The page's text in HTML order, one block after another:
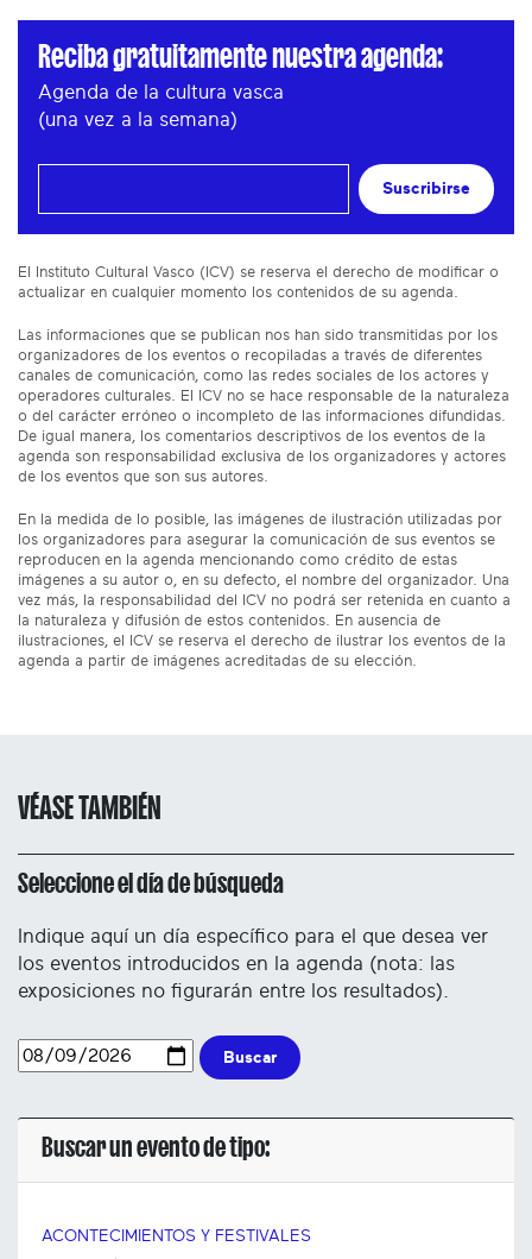
Reciba gratuitamente nuestra agenda:
Agenda de la cultura vasca
(una vez a la semana)
Suscribirse
El Instituto Cultural Vasco (ICV) se reserva el derecho de modificar o
actualizar en cualquier momento los contenidos de su agenda.
Las informaciones que se publican nos han sido transmitidas por los
organizadores de los eventos o recopiladas a través de diferentes
canales de comunicación, como las redes sociales de los actores y
operadores culturales. El ICV no se hace responsable de la naturaleza
o del carácter erróneo o incompleto de las informaciones difundidas.
De igual manera, los comentarios descriptivos de los eventos de la
agenda son responsabilidad exclusiva de los organizadores y actores
de los eventos que son sus autores.
En la medida de lo posible, las imágenes de ilustración utilizadas por
los organizadores para asegurar la comunicación de sus eventos se
reproducen en la agenda mencionando como crédito de estas
imágenes a su autor o, en su defecto, el nombre del organizador. Una
vez más, la responsabilidad del ICV no podrá ser retenida en cuanto a
la naturaleza y difusión de estos contenidos. En ausencia de
ilustraciones, el ICV se reserva el derecho de ilustrar los eventos de la
agenda a partir de imágenes acreditadas de su elección.
VÉASE TAMBIÉN
Seleccione el día de búsqueda
Indique aquí un día específico para el que desea ver
los eventos introducidos en la agenda (nota: las
exposiciones no figurarán entre los resultados).
Buscar
Buscar un evento de tipo:
ACONTECIMIENTOS Y FESTIVALES